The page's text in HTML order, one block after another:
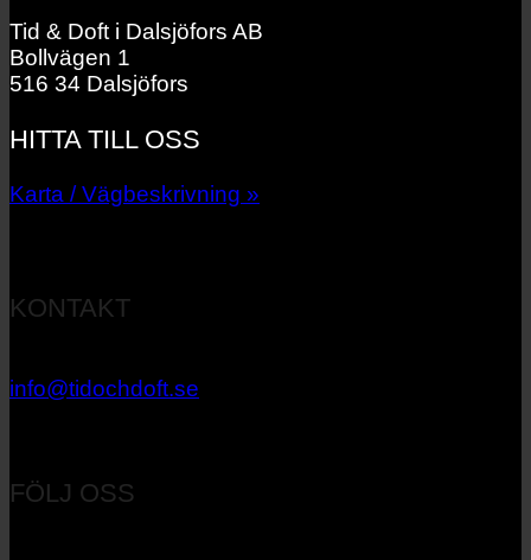
Tid & Doft i Dalsjöfors AB
Bollvägen 1
516 34 Dalsjöfors
HITTA TILL OSS
Karta / Vägbeskrivning »
KONTAKT
info@tidochdoft.se
FÖLJ OSS